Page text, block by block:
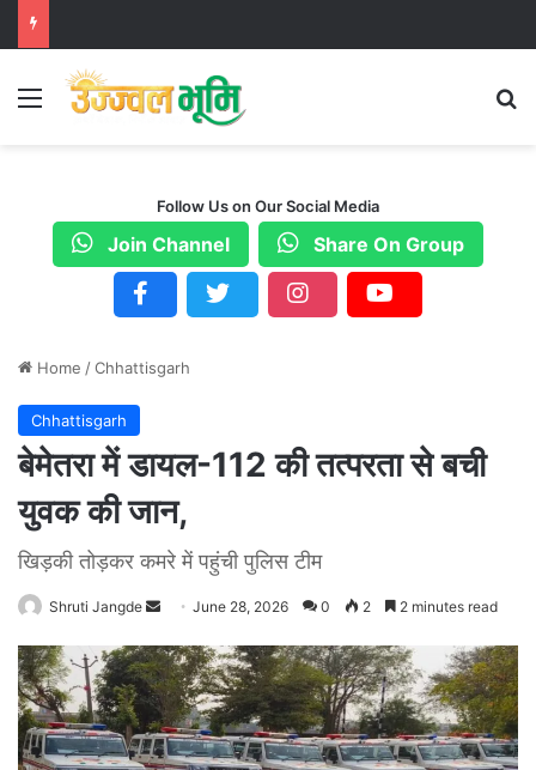
Menu
Follow Us on Our Social Media
Join Channel Share On Group
Home /Chhattisgarh
Chhattisgarh
बेमेतरा में डायल-112 की तत्परता से बची
युवक की जान,
खिड़की तोड़कर कमरे में पहुंची पुलिस टीम
Shruti Jangde
n
d
a
n
June 28, 2026 0 2 2 minutes read